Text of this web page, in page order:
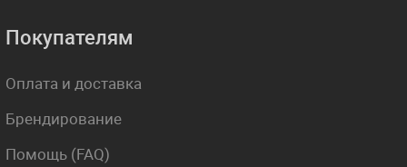
Покупателям
Оплата и доставка
Брендирование
Помощь (FAQ)